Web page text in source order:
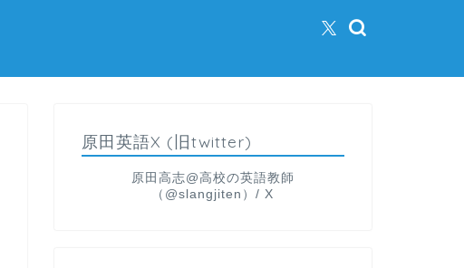
原田英語X (旧twitter)
原田高志@高校の英語教師
（@slangjiten）/ X